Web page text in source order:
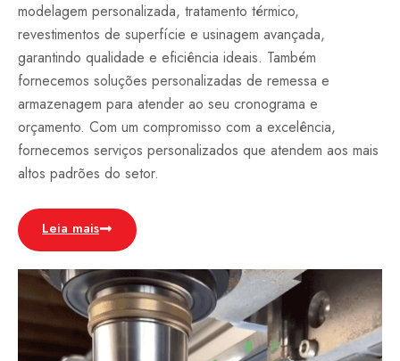
modelagem personalizada, tratamento térmico,
revestimentos de superfície e usinagem avançada,
garantindo qualidade e eficiência ideais. Também
fornecemos soluções personalizadas de remessa e
armazenagem para atender ao seu cronograma e
orçamento. Com um compromisso com a excelência,
fornecemos serviços personalizados que atendem aos mais
altos padrões do setor.
Leia mais